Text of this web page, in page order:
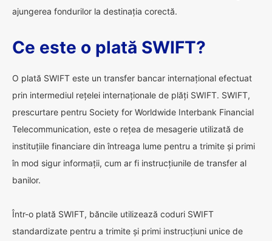
ajungerea fondurilor la destinația corectă.
Ce este o plată SWIFT?
O plată SWIFT este un transfer bancar internațional efectuat
prin intermediul rețelei internaționale de plăți SWIFT. SWIFT,
prescurtare pentru Society for Worldwide Interbank Financial
Telecommunication, este o rețea de mesagerie utilizată de
instituțiile financiare din întreaga lume pentru a trimite și primi
în mod sigur informații, cum ar fi instrucțiunile de transfer al
banilor.
Într-o plată SWIFT, băncile utilizează coduri SWIFT
standardizate pentru a trimite și primi instrucțiuni unice de